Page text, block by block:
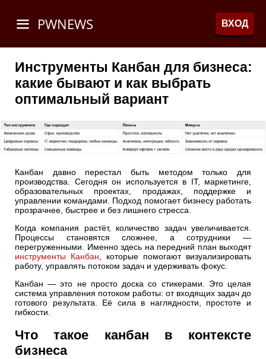
PWNEWS ВХОД
Инструменты Канбан для бизнеса:
какие бывают и как выбрать
оптимальный вариант
Канбан давно перестал быть методом только для
производства. Сегодня он используется в IT, маркетинге,
образовательных проектах, продажах, поддержке и
управлении командами. Подход помогает бизнесу работать
прозрачнее, быстрее и без лишнего стресса.
Когда компания растёт, количество задач увеличивается.
Процессы становятся сложнее, а сотрудники —
перегруженными. Именно здесь на передний план выходят
инструменты Канбан , которые помогают визуализировать
работу, управлять потоком задач и удерживать фокус.
Канбан — это не просто доска со стикерами. Это целая
система управления потоком работы: от входящих задач до
готового результата. Её сила в наглядности, простоте и
гибкости.
Что такое канбан в контексте
бизнеса